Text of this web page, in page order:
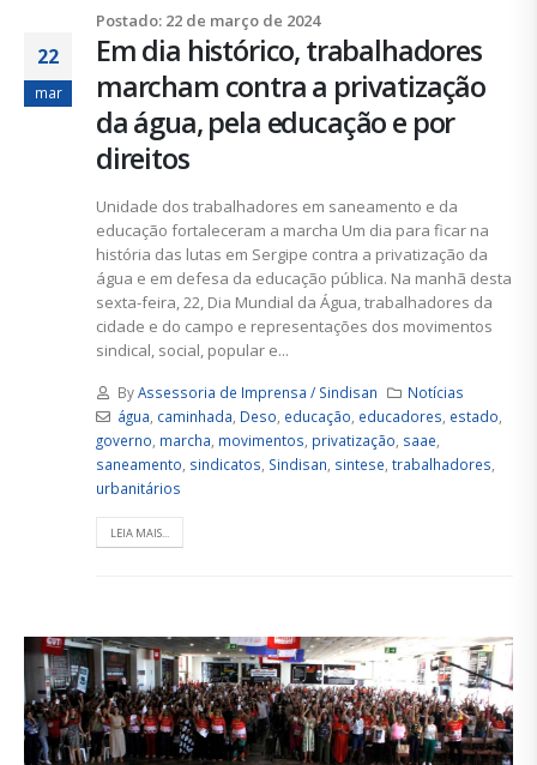
Postado: 22 de março de 2024
22
mar
Em dia histórico, trabalhadores
marcham contra a privatização
da água, pela educação e por
direitos
Unidade dos trabalhadores em saneamento e da
educação fortaleceram a marcha Um dia para ficar na
história das lutas em Sergipe contra a privatização da
água e em defesa da educação pública. Na manhã desta
sexta-feira, 22, Dia Mundial da Água, trabalhadores da
cidade e do campo e representações dos movimentos
sindical, social, popular e...
ByAssessoria de Imprensa / Sindisan
Notícias
água caminhada Deso educação educadores estado
governo marcha movimentos privatização saae
saneamento sindicatos Sindisan sintese trabalhadores
urbanitários
LEIA MAIS...